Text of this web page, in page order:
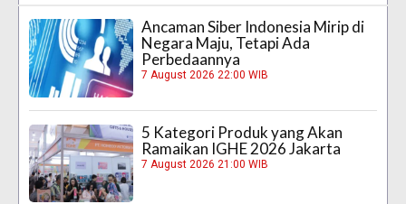
Ancaman Siber Indonesia Mirip di
Negara Maju, Tetapi Ada
Perbedaannya
7 August 2026 22:00 WIB
5 Kategori Produk yang Akan
Ramaikan IGHE 2026 Jakarta
7 August 2026 21:00 WIB